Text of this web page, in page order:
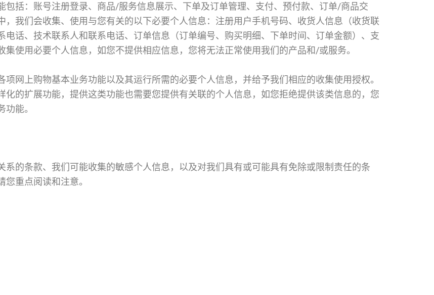
包括：账号注册登录、商品/服务信息展示、下单及订单管理、支付、预付款、订单/商品交
我们会收集、使用与您有关的以下必要个人信息：注册用户手机号码、收货人信息（收货联
话、技术联系人和联系电话、订单信息（订单编号、购买明细、下单时间、订单金额）、支
使用必要个人信息，如您不提供相应信息，您将无法正常使用我们的产品和/或服务。
网上购物基本业务功能以及其运行所需的必要个人信息，并给予我们相应的收集使用授权。
的扩展功能，提供这类功能也需要您提供有关联的个人信息，如您拒绝提供该类信息的，您
能。
的条款、我们可能收集的敏感个人信息，以及对我们具有或可能具有免除或限制责任的条
重点阅读和注意。